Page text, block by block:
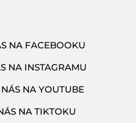
NA FACEBOOKU
NA INSTAGRAMU
NA YOUTUBE
NA TIKTOKU